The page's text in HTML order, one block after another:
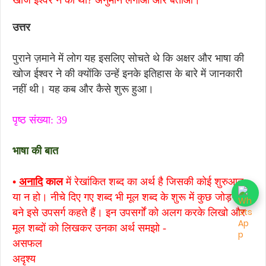
उत्तर
पुराने ज़माने में लोग यह इसलिए सोचते थे कि अक्षर और भाषा की
खोज ईश्वर ने की क्योंकि उन्हें इनके इतिहास के बारे में जानकारी
नहीं थी। यह कब और कैसे शुरू हुआ।
पृष्ठ संख्या: 39
भाषा की बात
• अनादिकालमें रेखांकित शब्द का अर्थ है जिसकी कोई शुरुआत
या न हो। नीचे दिए गए शब्द भी मूल शब्द के शुरू में कुछ जोड़ने से
बने इसे उपसर्ग कहते हैं। इन उपसर्गों को अलग करके लिखो और
मूल शब्दों को लिखकर उनका अर्थ समझो -
असफल
अदृश्य